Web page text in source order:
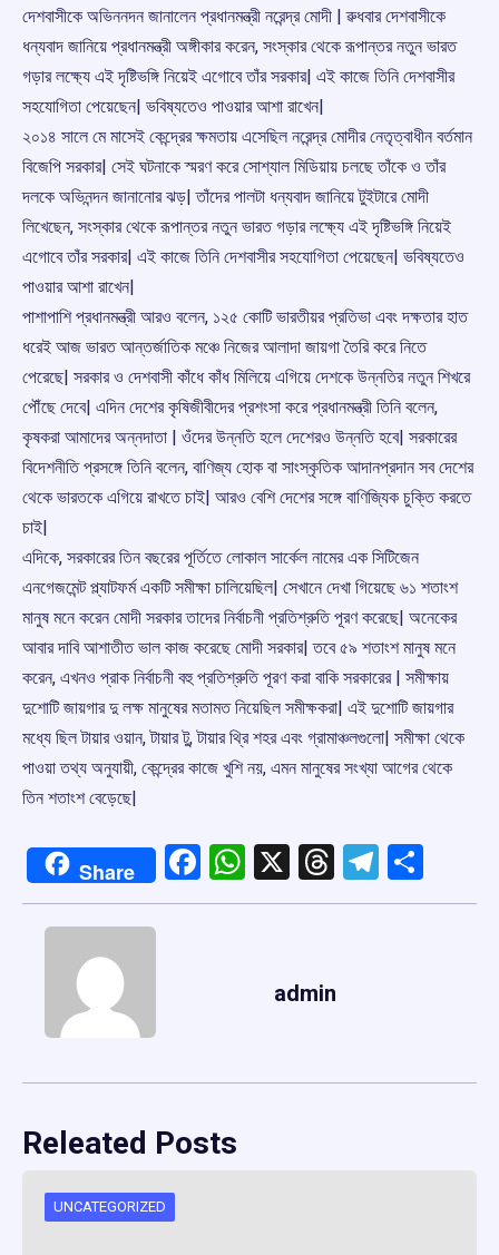
দেশবাসীকে অভিননদন জানালেন প্রধানমন্ত্রী নরেন্দ্র মোদী | ৱুধবার দেশবাসীকে
ধন্যবাদ জানিয়ে প্রধানমন্ত্রী অঙ্গীকার করেন, সংস্কার থেকে রূপান্তর নতুন ভারত
গড়ার লক্ষ্যে এই দৃষ্টিভঙ্গি নিয়েই এগোবে তাঁর সরকার| এই কাজে তিনি দেশবাসীর
সহযোগিতা পেয়েছেন| ভবিষ্যতেও পাওয়ার আশা রাখেন|
২০১৪ সালে মে মাসেই কেন্দ্রের ক্ষমতায় এসেছিল নরেন্দ্র মোদীর নেতৃত্বাধীন বর্তমান
বিজেপি সরকার| সেই ঘটনাকে স্মরণ করে সোশ্যাল মিডিয়ায় চলছে তাঁকে ও তাঁর
দলকে অভিনন্দন জানানোর ঝড়| তাঁদের পালটা ধন্যবাদ জানিয়ে টুইটারে মোদী
লিখেছেন, সংস্কার থেকে রূপান্তর নতুন ভারত গড়ার লক্ষ্যে এই দৃষ্টিভঙ্গি নিয়েই
এগোবে তাঁর সরকার| এই কাজে তিনি দেশবাসীর সহযোগিতা পেয়েছেন| ভবিষ্যতেও
পাওয়ার আশা রাখেন|
পাশাপাশি প্রধানমন্ত্রী আরও বলেন, ১২৫ কোটি ভারতীয়র প্রতিভা এবং দক্ষতার হাত
ধরেই আজ ভারত আন্তর্জাতিক মঞ্চে নিজের আলাদা জায়গা তৈরি করে নিতে
পেরেছে| সরকার ও দেশবাসী কাঁধে কাঁধ মিলিয়ে এগিয়ে দেশকে উন্নতির নতুন শিখরে
পৌঁছে দেবে| এদিন দেশের কৃষিজীবীদের প্রশংসা করে প্রধানমন্ত্রী তিনি বলেন,
কৃষকরা আমাদের অন্নদাতা | ওঁদের উন্নতি হলে দেশেরও উন্নতি হবে| সরকারের
বিদেশনীতি প্রসঙ্গে তিনি বলেন, বাণিজ্য হোক বা সাংস্কৃতিক আদানপ্রদান সব দেশের
থেকে ভারতকে এগিয়ে রাখতে চাই| আরও বেশি দেশের সঙ্গে বাণিজ্যিক চুক্তি করতে
চাই|
এদিকে, সরকারের তিন বছরের পূর্তিতে লোকাল সার্কেল নামের এক সিটিজেন
এনগেজমেন্ট প্ল্যাটফর্ম একটি সমীক্ষা চালিয়েছিল| সেখানে দেখা গিয়েছে ৬১ শতাংশ
মানুষ মনে করেন মোদী সরকার তাদের নির্বাচনী প্রতিশ্রুতি পূরণ করেছে| অনেকের
আবার দাবি আশাতীত ভাল কাজ করেছে মোদী সরকার| তবে ৫৯ শতাংশ মানুষ মনে
করেন, এখনও প্রাক নির্বাচনী বহু প্রতিশ্রুতি পূরণ করা বাকি সরকারের | সমীক্ষায়
দুশোটি জায়গার দু লক্ষ মানুষের মতামত নিয়েছিল সমীক্ষকরা| এই দুশোটি জায়গার
মধ্যে ছিল টায়ার ওয়ান, টায়ার টু, টায়ার থ্রি শহর এবং গ্রামাঞ্চলগুলো| সমীক্ষা থেকে
পাওয়া তথ্য অনুযায়ী, কেন্দ্রের কাজে খুশি নয়, এমন মানুষের সংখ্যা আগের থেকে
তিন শতাংশ বেড়েছে|
Share Facebook
WhatsApp
X Threads
admin
Releated Posts
UNCATEGORIZED